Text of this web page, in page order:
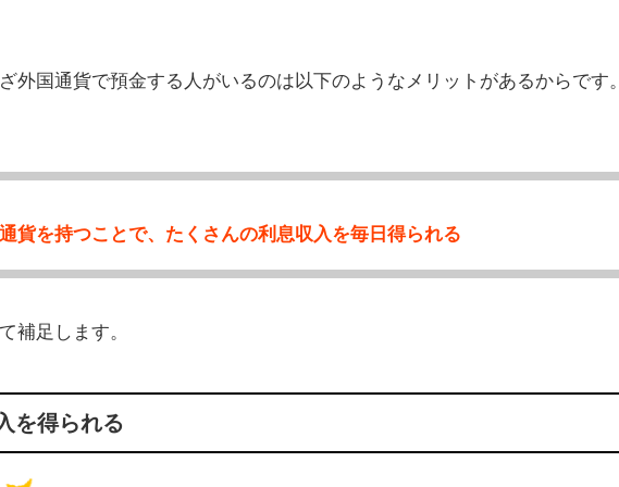
外国通貨で預金する人がいるのは以下のようなメリットがあるからです。
貨を持つことで、たくさんの利息収入を毎日得られる
補足します。
を得られる